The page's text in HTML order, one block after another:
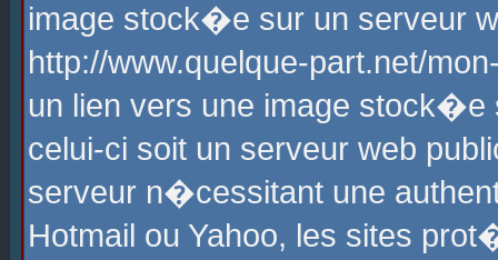
image stock�e sur un serveur
http://www.quelque-part.net/
un lien vers une image
celui-ci soit un serveur web
serveur n�cessitant une
Hotmail ou Yahoo, les sites